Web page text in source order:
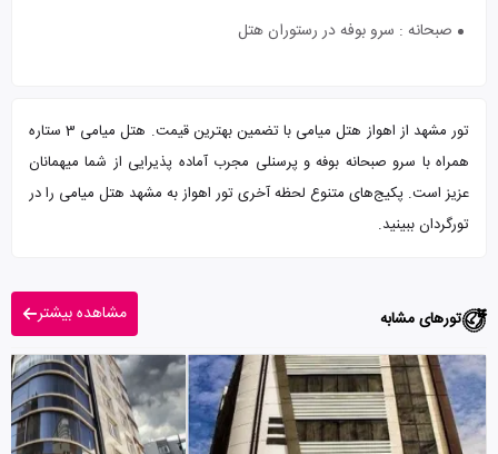
صبحانه : سرو بوفه در رستوران هتل
تور مشهد از اهواز هتل میامی با تضمین بهترین قیمت. هتل میامی 3 ستاره
همراه با سرو صبحانه بوفه و پرسنلی مجرب آماده پذیرایی از شما میهمانان
عزیز است. پکیج‌های متنوع لحظه آخری تور اهواز به مشهد هتل میامی را در
تورگردان ببینید.
تورهای مشابه مشاهده بیشتر